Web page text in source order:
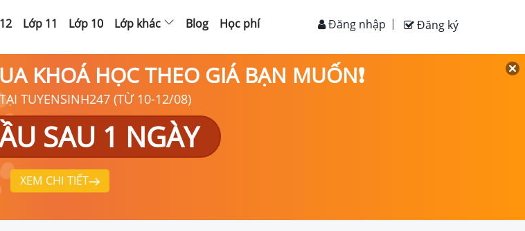
Lớp 11 Lớp 10 Lớp khác Blog Học phí Đăng ký
Đăng nhập
KHOÁ HỌC THEO GIÁ BẠN MUỐN❗
TUYENSINH247 (TỪ 10-12/08)
SAU 1 NGÀY
XEM CHI TIẾT